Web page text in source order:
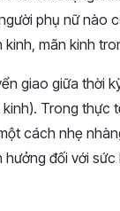
phụ nữ nào
mãn kinh
giao giữa thời
Trong thực
cách nhẹ
hưởng đối với sức